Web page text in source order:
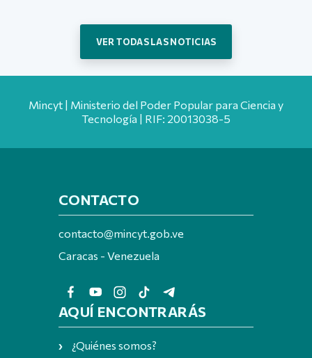
VER TODAS LAS NOTICIAS
Mincyt | Ministerio del Poder Popular para Ciencia y
Tecnología | RIF: 20013038-5
CONTACTO
contacto@mincyt.gob.ve
Caracas - Venezuela
AQUÍ ENCONTRARÁS
¿Quiénes somos?